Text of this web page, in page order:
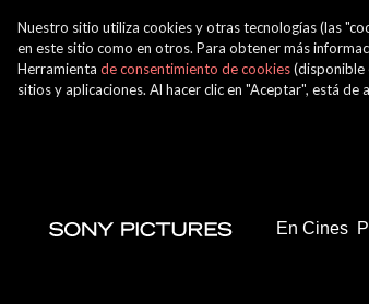
En Cines
Nuestro sitio utiliza cookies y otras tecnologías (las
en este sitio como en otros. Para obtener más
Herramienta de consentimiento de cookies(disponible
sitios y aplicaciones. Al hacer clic en "Aceptar", está